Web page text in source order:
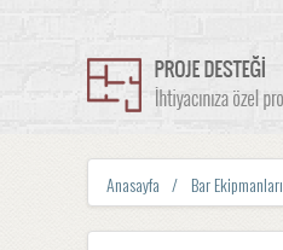
Anasayfa Bar Ekipmanları